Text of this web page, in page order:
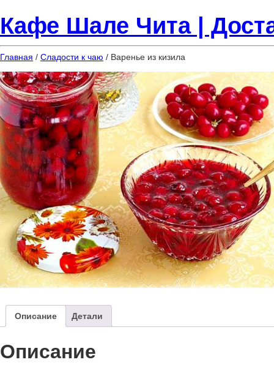
Кафе Шале Чита |
Главная / Сладости к чаю / Варенье из кизила
Описание Детали
Описание